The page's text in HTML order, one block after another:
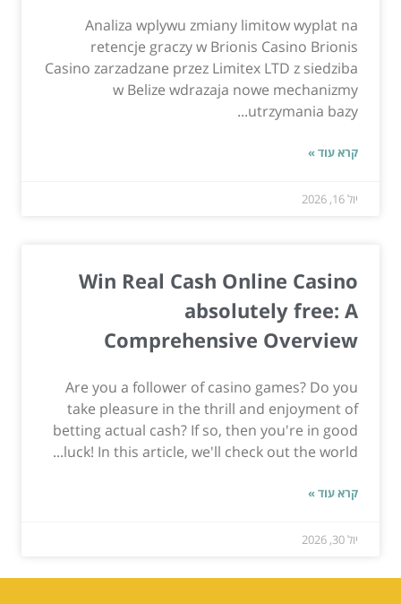
Analiza wplywu zmiany limitow wyplat na
retencje graczy w Brionis Casino Brionis
Casino zarzadzane przez Limitex LTD z siedziba
w Belize wdrazaja nowe mechanizmy
utrzymania bazy...
קרא עוד »
יול 16, 2026
Win Real Cash Online Casino
absolutely free: A
Comprehensive Overview
Are you a follower of casino games? Do you
take pleasure in the thrill and enjoyment of
betting actual cash? If so, then you're in good
luck! In this article, we'll check out the world...
קרא עוד »
יול 30, 2026